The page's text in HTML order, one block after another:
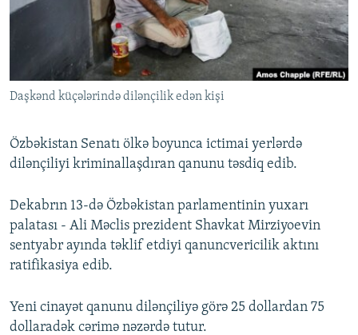
AZƏRBAYCAN ƏDƏBIYYATI KITABXANASI
İSLAM VƏ DEMOKRATIYA
İZ - MƏDƏNIYYƏT PROQRAMI
PEŞƏ ETIKASI VƏ JURNALISTIKA STANDARTLARIMIZ
MATERIALLARIMIZDAN ISTIFADƏ
AZADLIQRADIOSU MOBIL TELEFONUNUZDA
XƏBƏR BÜLLETENLƏRIMIZ
RFE/RL-in bütün saytları
Daşkənd küçələrində dilənçilik edən kişi
Özbəkistan Senatı ölkə boyunca ictimai yerlərdə
dilənçiliyi kriminallaşdıran qanunu təsdiq edib.
Dekabrın 13-də Özbəkistan parlamentinin yuxarı
palatası - Ali Məclis prezident Shavkat Mirziyoevin
sentyabr ayında təklif etdiyi qanuncvericilik aktını
ratifikasiya edib.
Yeni cinayət qanunu dilənçiliyə görə 25 dollardan 75
dollaradək cərimə nəzərdə tutur.